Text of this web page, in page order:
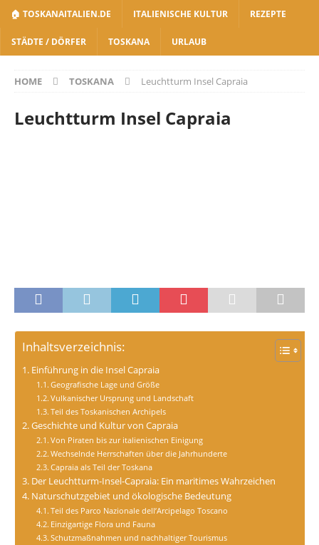
🏠 TOSKANAITALIEN.DE ITALIENISCHE KULTUR REZEPTE
STÄDTE / DÖRFER TOSKANA URLAUB
HOME TOSKANA Leuchtturm Insel Capraia
Leuchtturm Insel Capraia
Inhaltsverzeichnis:
Einführung in die Insel Capraia
Geografische Lage und Größe
Vulkanischer Ursprung und Landschaft
Teil des Toskanischen Archipels
Geschichte und Kultur von Capraia
Von Piraten bis zur italienischen Einigung
Wechselnde Herrschaften über die Jahrhunderte
Capraia als Teil der Toskana
Der Leuchtturm-Insel-Capraia: Ein maritimes Wahrzeichen
Naturschutzgebiet und ökologische Bedeutung
Teil des Parco Nazionale dell’Arcipelago Toscano
Einzigartige Flora und Fauna
Schutzmaßnahmen und nachhaltiger Tourismus